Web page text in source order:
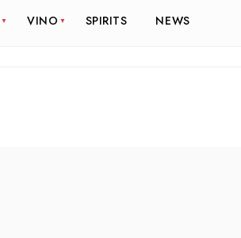
VINO SPIRITS NEWS